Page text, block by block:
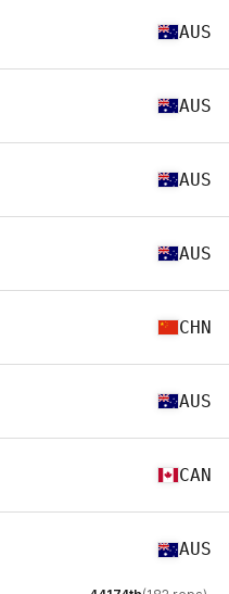
AUS
AUS
AUS
AUS
CHN
AUS
CAN
AUS